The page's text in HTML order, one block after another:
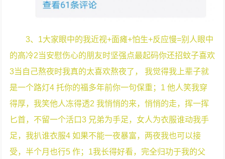
3、1大家眼中的我近视+面瘫+怕生+反应慢=别人眼中
的高冷2当安慰伤心的朋友时坚强点最起码你还招蚊子喜欢
3当自己熬夜时我真的太喜欢熬夜了， 我觉得我上辈子就
是一个路灯4 托你的福多年前你一句保重；1 他人笑我穿
得厚，我笑他人冻得透2 我悄悄的来，悄悄的走，挥一挥
匕首，不留一个活口3 兄弟为手足，女人为衣服谁动我手
足，我扒谁衣服4 如果不能一夜暴富，两夜我也可以接
受，半个月也行5 作；1我长得好看，完全归功于我的父